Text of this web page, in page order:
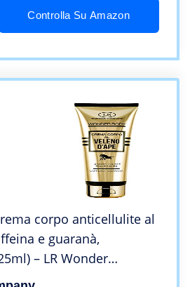
Controlla Su Amazon
corpo anticellulite al
e guaranà,
– LR Wonder